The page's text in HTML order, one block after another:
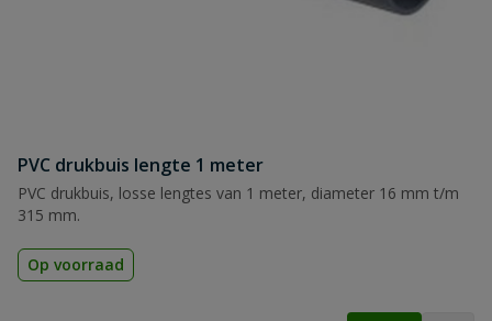
PVC drukbuis lengte 1 meter
PVC drukbuis, losse lengtes van 1 meter, diameter 16 mm t/m
315 mm.
Op voorraad